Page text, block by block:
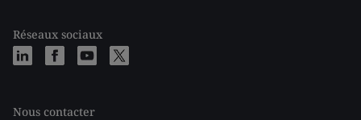
Réseaux sociaux
Nous contacter